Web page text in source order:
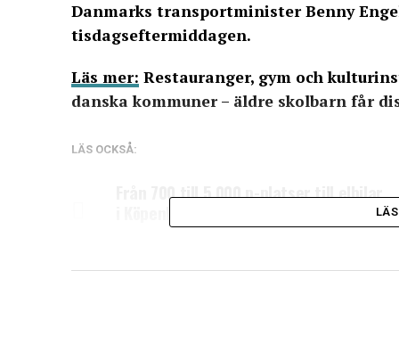
Danmarks transportminister Benny
tisdagseftermiddagen.
Läs mer: Restauranger, gym och
danska kommuner – äldre skolbarn får
LÄS OCKSÅ:
Från 700 till 5 000 p-platser till elbilar